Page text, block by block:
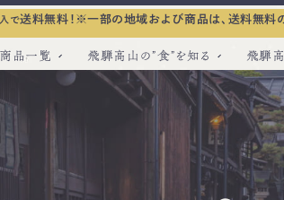
で送料無料！ ※一部の地域および商品は、送料無料
品一覧 飛騨高山の”食”を知る 飛騨